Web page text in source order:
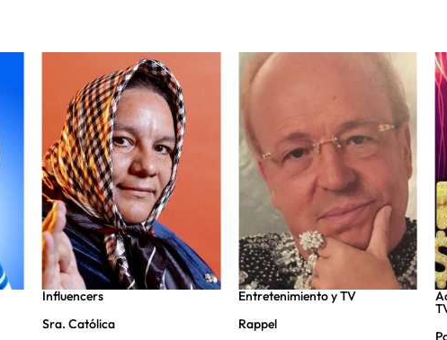
Influencers
Sra. Católica
Entretenimiento y TV
Rappel